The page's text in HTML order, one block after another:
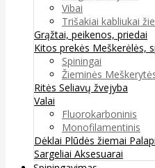
Vibai
Trišakiai kabliukai
Grąžtai, peikenos, priedai
Kitos prekės Meškerėlės,
Spiningai
Žieminės
Ritės Seliavų žvejyba
Valai
Fluorokarboninis
Monofilamentinis
Dėklai Plūdės žiemai
Sargeliai Aksesuarai